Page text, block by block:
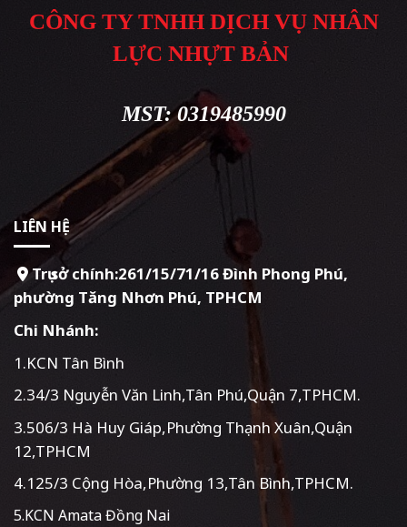
CÔNG TY TNHH DỊCH VỤ NHÂN
LỰC NHỰT BẢN
MST: 0319485990
LIÊN HỆ
Trụ sở chính:261/15/71/16 Đình Phong Phú,
phường Tăng Nhơn Phú, TPHCM
Chi Nhánh:
1.KCN Tân Bình
2.34/3 Nguyễn Văn Linh,Tân Phú,Quận 7,TPHCM.
3.506/3 Hà Huy Giáp,Phường Thạnh Xuân,Quận
12,TPHCM
4.125/3 Cộng Hòa,Phường 13,Tân Bình,TPHCM.
5.KCN Amata Đồng Nai